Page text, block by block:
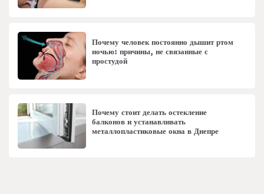
Почему человек постоянно дышит ртом
ночью: причины, не связанные с
простудой
Почему стоит делать остекление
балконов и устанавливать
металлопластиковые окна в Днепре